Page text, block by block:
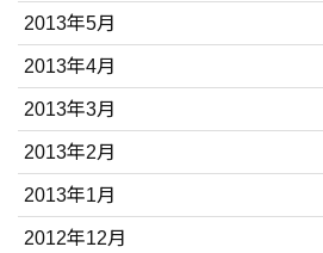
2013年5月
2013年4月
2013年3月
2013年2月
2013年1月
2012年12月